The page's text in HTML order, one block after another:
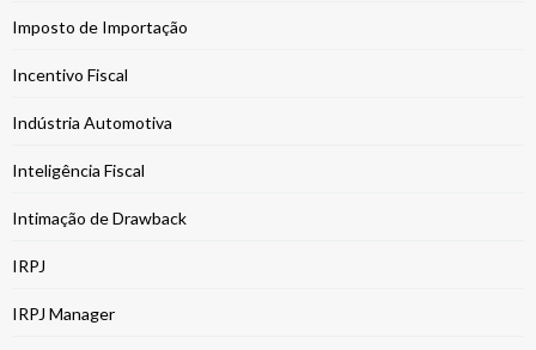
Imposto de Importação
Incentivo Fiscal
Indústria Automotiva
Inteligência Fiscal
Intimação de Drawback
IRPJ
IRPJ Manager